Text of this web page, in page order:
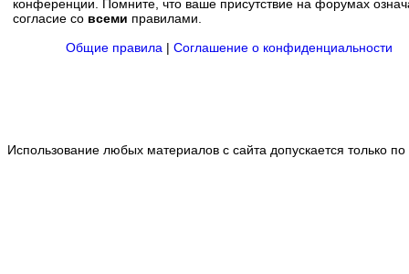
конференции. Помните, что ваше присутствие на форумах
согласие со всеми правилами.
Общие правила | Соглашение о конфиденциальности
Использование любых материалов с сайта допускается только